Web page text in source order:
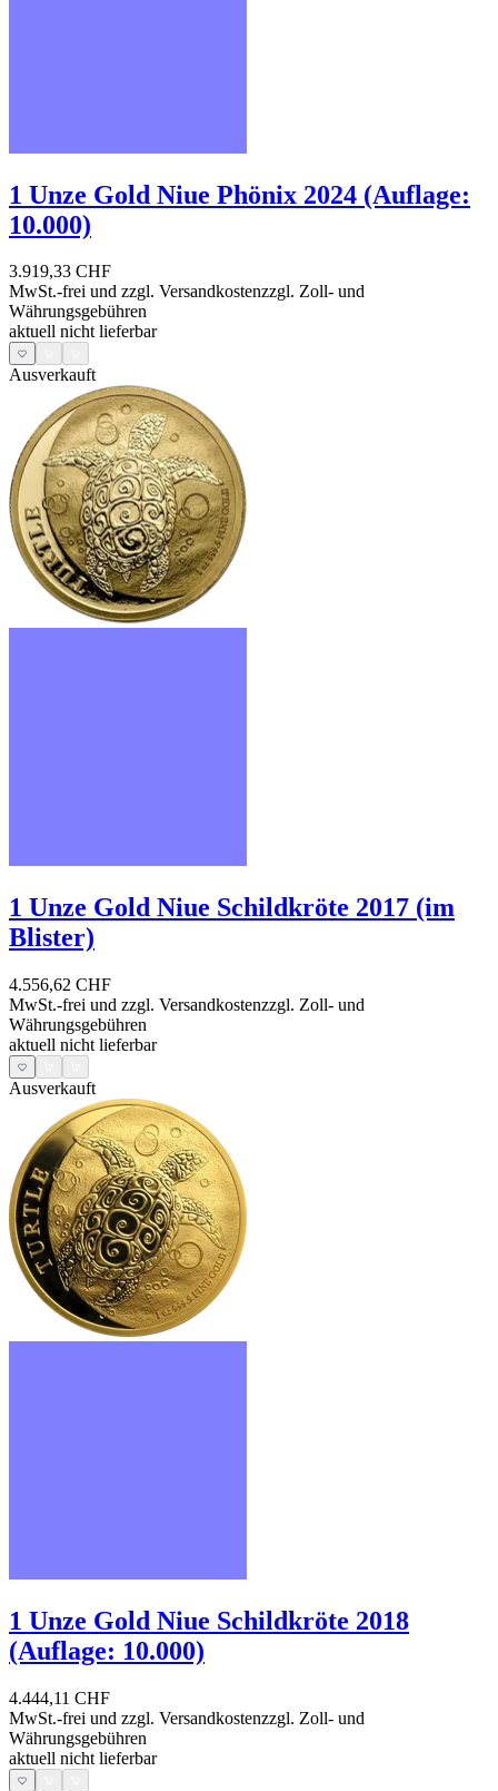
1 Unze Gold Niue Phönix 2024 (Auflage:
10.000)
3.919,33 CHF
MwSt.-frei und zzgl. Versandkostenzzgl. Zoll- und
Währungsgebühren
aktuell nicht lieferbar
Ausverkauft
1 Unze Gold Niue Schildkröte 2017 (im
Blister)
4.556,62 CHF
MwSt.-frei und zzgl. Versandkostenzzgl. Zoll- und
Währungsgebühren
aktuell nicht lieferbar
Ausverkauft
1 Unze Gold Niue Schildkröte 2018
(Auflage: 10.000)
4.444,11 CHF
MwSt.-frei und zzgl. Versandkostenzzgl. Zoll- und
Währungsgebühren
aktuell nicht lieferbar